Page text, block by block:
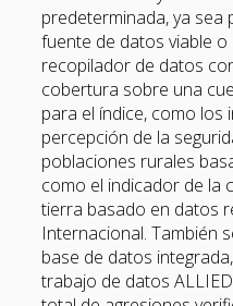
predeterminada, ya
fuente de datos viable
recopilador de datos
cobertura sobre una
para el índice, como los
percepción de la
poblaciones rurales
como el indicador de la
tierra basado en datos
Internacional. También
base de datos
trabajo de datos